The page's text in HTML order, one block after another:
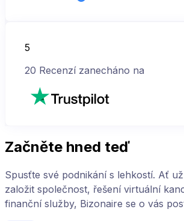
5
20 Recenzí zanecháno na
Začněte hned teď
Spusťte své podnikání s lehkostí. Ať
založit společnost, řešení virtuální
finanční služby, Bizonaire se o vás